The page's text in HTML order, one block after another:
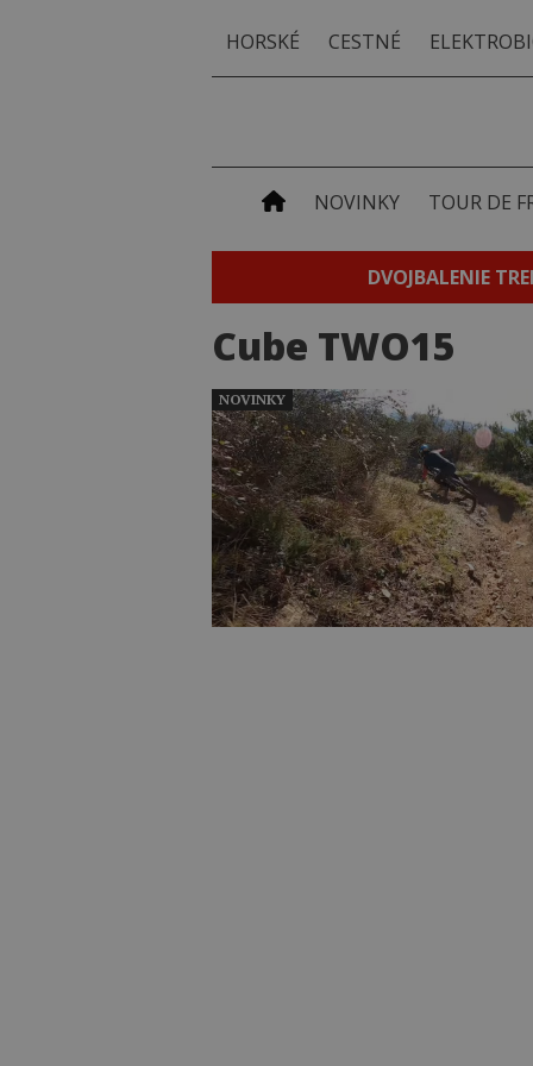
HORSKÉ CESTNÉ
NOVINKY TOUR DE
DVOJBALENIE
Cube TWO15
NOVINKY